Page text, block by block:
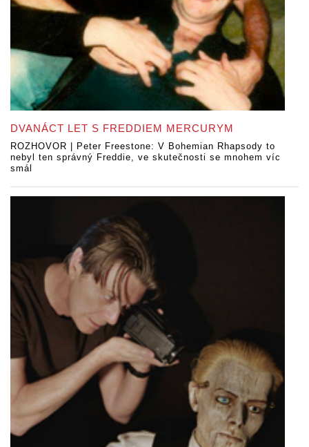
DVANÁCT LET S FREDDIEM MERCURYM
ROZHOVOR | Peter Freestone: V Bohemian Rhapsody to
nebyl ten správný Freddie, ve skutečnosti se mnohem víc
smál